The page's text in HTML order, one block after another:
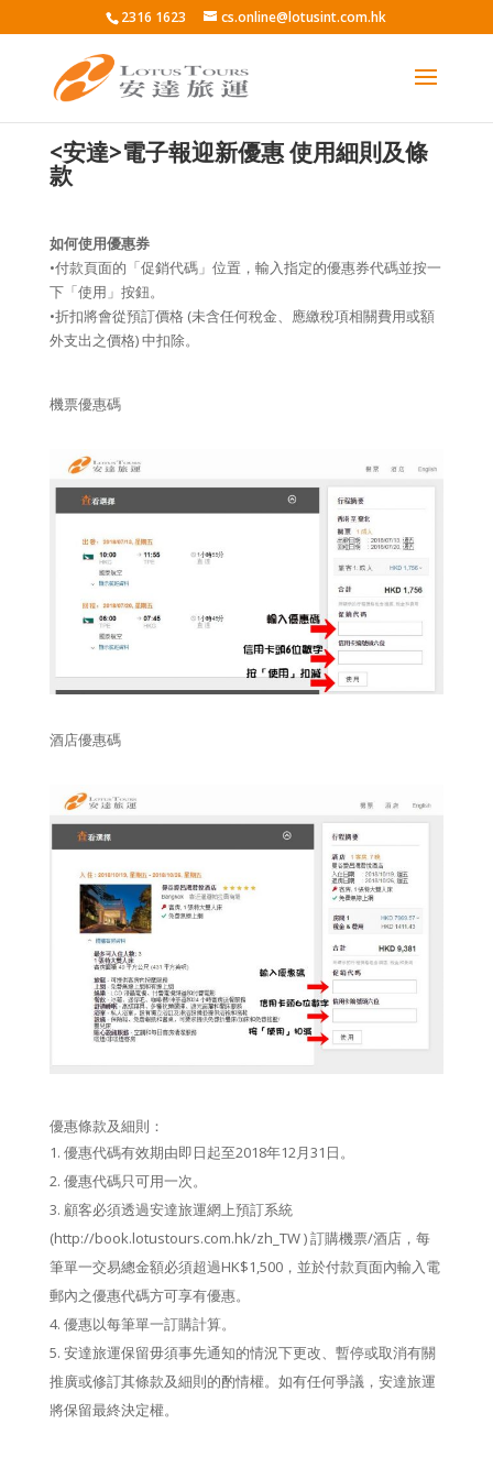
2316 1623 cs.online@lotusint.com.hk
<安達>電子報迎新優惠 使用細則及條
款
如何使用優惠券
•付款頁面的「促銷代碼」位置，輸入指定的優惠券代碼並按一
下「使用」按鈕。
•折扣將會從預訂價格 (未含任何稅金、應繳稅項相關費用或額
外支出之價格) 中扣除。
機票優惠碼
酒店優惠碼
優惠條款及細則：
優惠代碼有效期由即日起至2018年12月31日。
優惠代碼只可用一次。
顧客必須透過安達旅運網上預訂系統
(http://book.lotustours.com.hk/zh_TW ) 訂購機票/酒店，每
筆單一交易總金額必須超過HK$1,500，並於付款頁面內輸入電
郵內之優惠代碼方可享有優惠。
優惠以每筆單一訂購計算。
安達旅運保留毋須事先通知的情況下更改、暫停或取消有關
推廣或修訂其條款及細則的酌情權。如有任何爭議，安達旅運
將保留最終決定權。